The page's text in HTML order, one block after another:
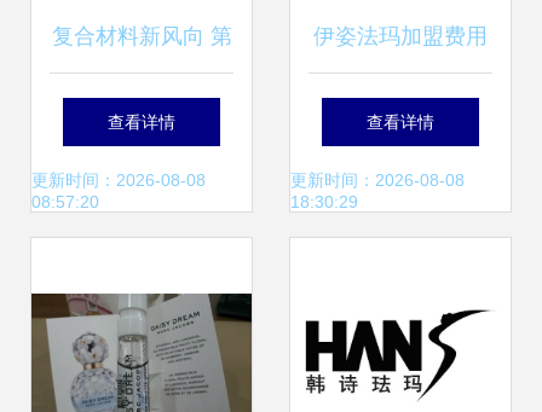
复合材料新风向 第
26届中国国际复合
材料工业技术展览
查看详情
更新时间：2026-08-08
08:57:20
伊姿法玛加盟费用
全解析 总投资
16.75万元起，加
务
查看详情
更新时间：2026-08-08
18:30:29